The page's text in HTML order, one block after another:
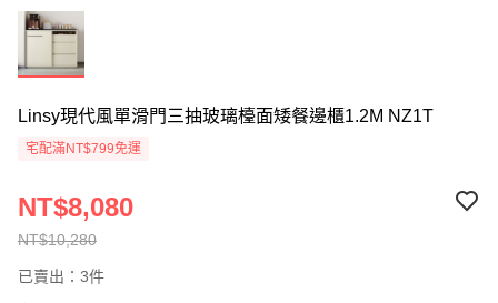
Linsy現代風單滑門三抽玻璃檯面矮餐邊櫃1.2M NZ1T
宅配滿NT$799免運
NT$10,280
NT$8,080
已賣出：3件